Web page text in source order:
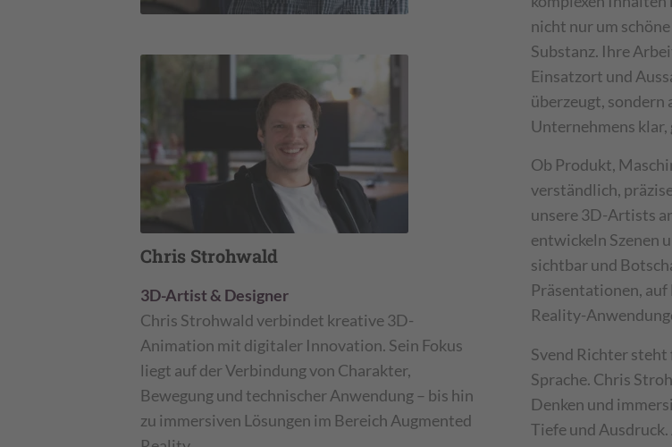
Chris Strohwald
3D-Artist & Designer
Chris Strohwald verbindet kreative 3D-
Animation mit digitaler Innovation. Sein Fokus
liegt auf der Verbindung von Charakter,
Bewegung und technischer Anwendung – bis hin
zu immersiven Lösungen im Bereich Augmented
nicht nur um
Substanz. Ihre
Einsatzort und
überzeugt,
Unternehmens
Ob Produkt,
verständlich,
unsere 3D-Artists
entwickeln Szenen
sichtbar und
Präsentationen,
Reality-
Svend Richter
Sprache. Chris
Denken und
Tiefe und